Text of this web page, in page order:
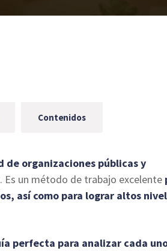
Contenidos
de organizaciones públicas y
un método de trabajo excelente
así como para lograr altos
perfecta para analizar cada